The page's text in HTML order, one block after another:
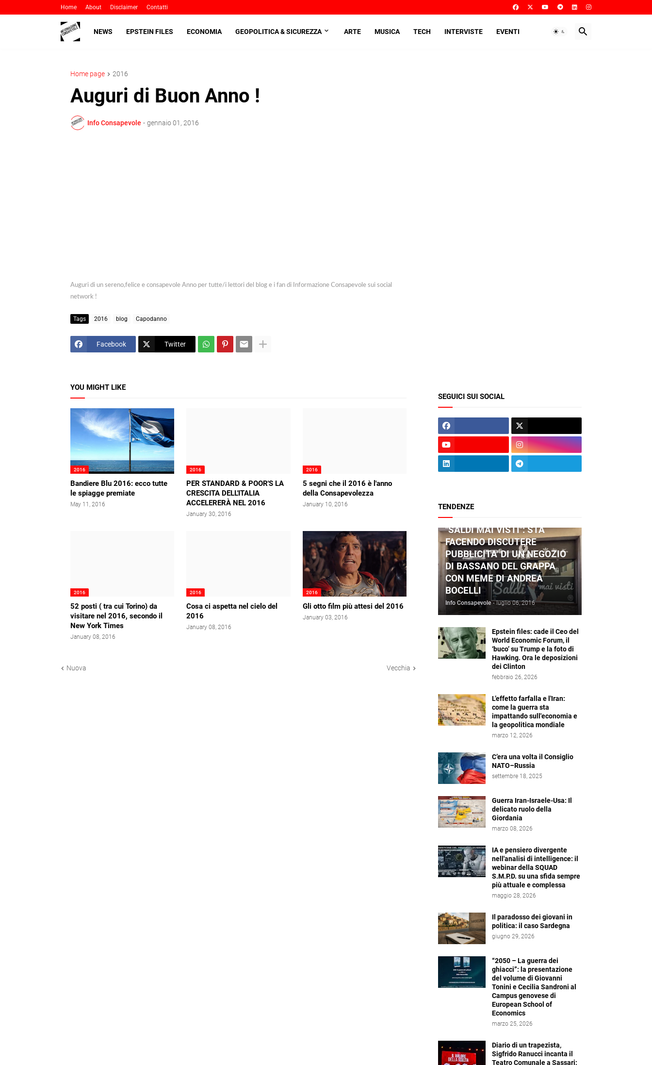
Home About Disclaimer Contatti
NEWS EPSTEIN FILES ECONOMIA GEOPOLITICA & SICUREZZA ARTE MUSICA TECH INTERVISTE EVENTI
Home page 2016
Auguri di Buon Anno !
Info Consapevole - gennaio 01, 2016
Auguri di un sereno,felice e consapevole Anno per tutte/i lettori del blog e i fan di Informazione Consapevole sui social
network !
Tags 2016 blog Capodanno
Facebook Twitter
YOU MIGHT LIKE
2016
Bandiere Blu 2016: ecco tutte
le spiagge premiate
May 11, 2016
2016
PER STANDARD & POOR'S LA
CRESCITA DELL'ITALIA
ACCELERERÀ NEL 2016
January 30, 2016
2016
5 segni che il 2016 è l'anno
della Consapevolezza
January 10, 2016
2016
52 posti ( tra cui Torino) da
visitare nel 2016, secondo il
New York Times
January 08, 2016
2016
Cosa ci aspetta nel cielo del
2016
January 08, 2016
2016
Gli otto film più attesi del 2016
January 03, 2016
Nuova Vecchia
SEGUICI SUI SOCIAL
TENDENZE
"SALDI MAI VISTI": STA
FACENDO DISCUTERE
PUBBLICITA' DI UN NEGOZIO
DI BASSANO DEL GRAPPA
CON MEME DI ANDREA
BOCELLI
Info Consapevole - luglio 06, 2016
Epstein files: cade il Ceo del
World Economic Forum, il
‘buco’ su Trump e la foto di
Hawking. Ora le deposizioni
dei Clinton
febbraio 26, 2026
L’effetto farfalla e l'Iran:
come la guerra sta
impattando sull'economia e
la geopolitica mondiale
marzo 12, 2026
C’era una volta il Consiglio
NATO–Russia
settembre 18, 2025
Guerra Iran-Israele-Usa: Il
delicato ruolo della
Giordania
marzo 08, 2026
IA e pensiero divergente
nell'analisi di intelligence: il
webinar della SQUAD
S.M.P.D. su una sfida sempre
più attuale e complessa
maggio 28, 2026
Il paradosso dei giovani in
politica: il caso Sardegna
giugno 29, 2026
“2050 – La guerra dei
ghiacci”: la presentazione
del volume di Giovanni
Tonini e Cecilia Sandroni al
Campus genovese di
European School of
Economics
marzo 25, 2026
Diario di un trapezista,
Sigfrido Ranucci incanta il
Teatro Comunale a Sassari: